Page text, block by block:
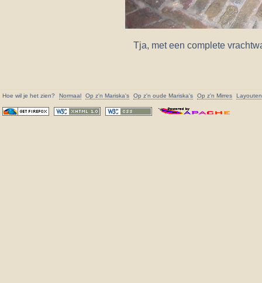
Tja, met een complete
Hoe wil je het zien? Normaal Op z'n Mariska's Op z'n oude Mariska's Op z'n Mirres